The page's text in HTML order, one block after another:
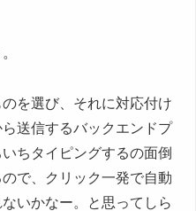
を選び、それに対応付け
送信するバックエンドプ
ちタイピングするの面倒
で、クリック一発で自動
いかなー。と思ってしら